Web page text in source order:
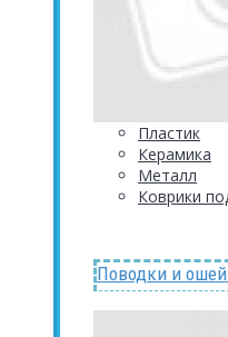
Пластик
Керамика
Металл
Коврики
Поводки и